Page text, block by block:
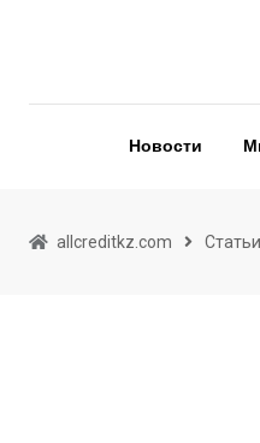
Новости
allcreditkz.com Статьи